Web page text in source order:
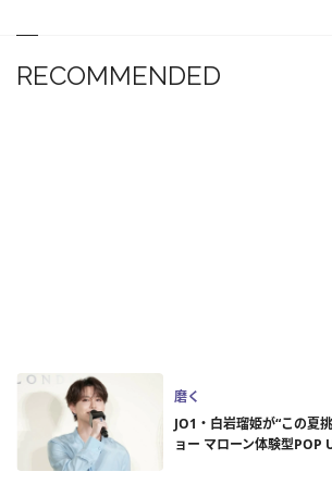
RECOMMENDED
磨く
JO1・白岩瑠姫が“この
ョー マローン体験型POP